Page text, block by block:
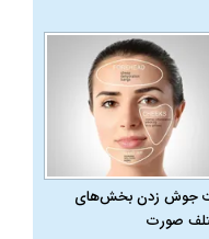
جوش زدن بخش‌های
صورت